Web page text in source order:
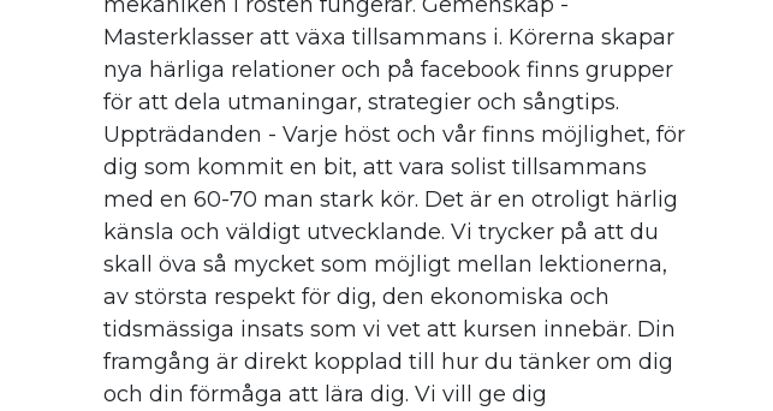
Masterklasser att växa tillsammans i. Körerna skapar
nya härliga relationer och på facebook finns grupper
för att dela utmaningar, strategier och sångtips.
Uppträdanden - Varje höst och vår finns möjlighet, för
dig som kommit en bit, att vara solist tillsammans
med en 60-70 man stark kör. Det är en otroligt härlig
känsla och väldigt utvecklande. Vi trycker på att du
skall öva så mycket som möjligt mellan lektionerna,
av största respekt för dig, den ekonomiska och
tidsmässiga insats som vi vet att kursen innebär. Din
framgång är direkt kopplad till hur du tänker om dig
och din förmåga att lära dig. Vi vill ge dig